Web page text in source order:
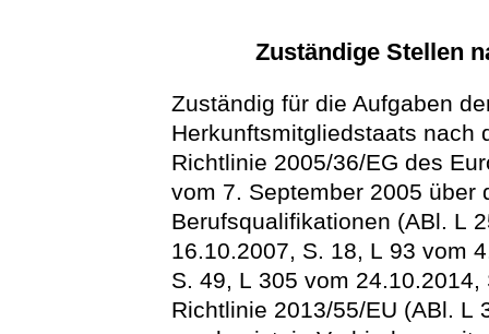
Zuständige Stellen
Zuständig für die Aufgaben
Herkunftsmitgliedstaats nach
Richtlinie 2005/36/EG des
vom 7. September 2005 über
Berufsqualifikationen (ABl. L
16.10.2007, S. 18, L 93 vom
S. 49, L 305 vom
Richtlinie 2013/55/EU (ABl. L